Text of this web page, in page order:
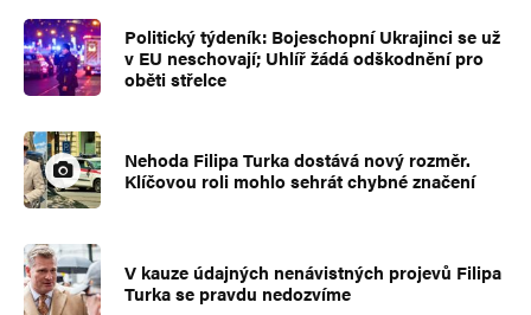
Politický týdeník: Bojeschopní Ukrajinci se už
v EU neschovají; Uhlíř žádá odškodnění pro
oběti střelce
Nehoda Filipa Turka dostává nový rozměr.
Klíčovou roli mohlo sehrát chybné značení
V kauze údajných nenávistných projevů Filipa
Turka se pravdu nedozvíme